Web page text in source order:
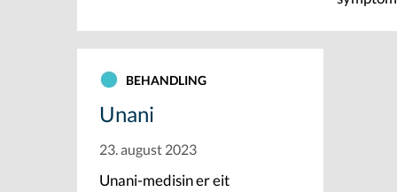
BEHANDLING
Unani
23. august 2023
Unani-medisin er eit